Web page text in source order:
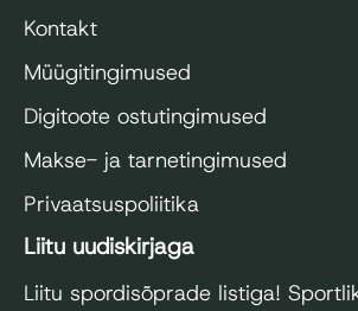
Kontakt
Müügitingimused
Digitoote ostutingimused
Makse- ja tarnetingimused
Privaatsuspoliitika
Liitu uudiskirjaga
Liitu spordisõprade listiga!